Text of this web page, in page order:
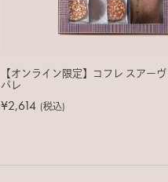
【オンライン限定】コフレ スアー
パレ
¥2,614 (税込)